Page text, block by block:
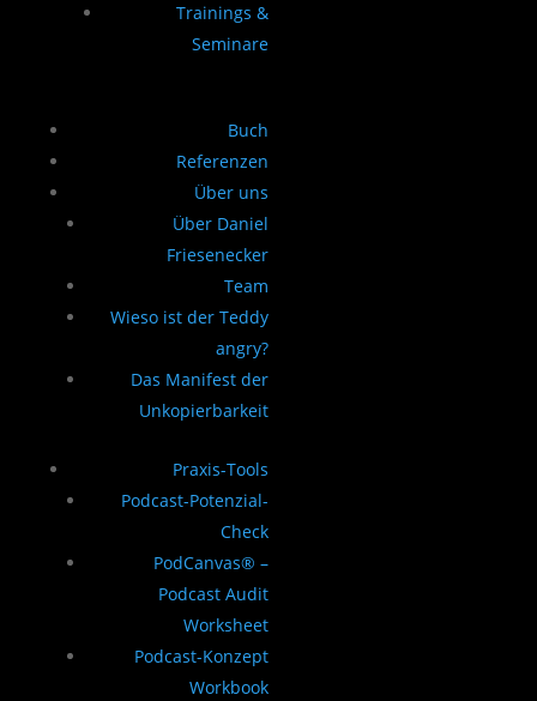
Trainings &
Seminare
Buch
Referenzen
Über uns
Über Daniel
Friesenecker
Team
Wieso ist der Teddy
angry?
Das Manifest der
Unkopierbarkeit
Praxis-Tools
Podcast-Potenzial-
Check
PodCanvas® –
Podcast Audit
Worksheet
Podcast-Konzept
Workbook